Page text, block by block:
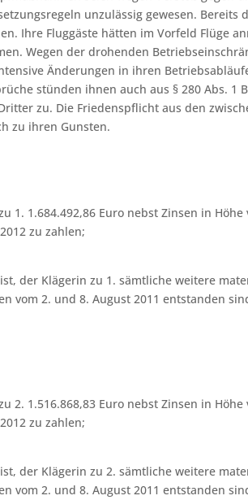
unzulässig gewesen. Bereits
Ihre Fluggäste hätten im Vorfeld Flüge
Wegen der drohenden
Änderungen in ihren
stünden ihnen auch aus § 280 Abs. 1
zu. Die Friedenspflicht aus den
zu ihren Gunsten.
1. 1.684.492,86 Euro nebst Zinsen in
zu zahlen;
der Klägerin zu 1. sämtliche weitere
vom 2. und 8. August 2011 entstanden
2. 1.516.868,83 Euro nebst Zinsen in
zu zahlen;
der Klägerin zu 2. sämtliche weitere
vom 2. und 8. August 2011 entstanden